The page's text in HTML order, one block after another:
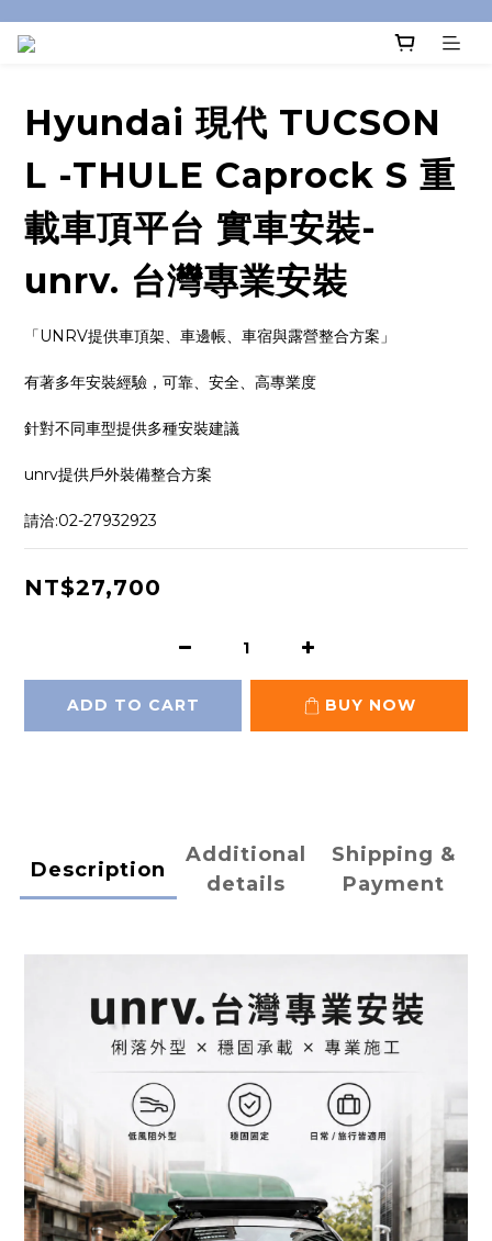
Hyundai 現代 TUCSON
L -THULE Caprock S 重
載車頂平台 實車安裝-
unrv. 台灣專業安裝
「UNRV提供車頂架、車邊帳、車宿與露營整合方案」
有著多年安裝經驗，可靠、安全、高專業度
針對不同車型提供多種安裝建議
unrv提供戶外裝備整合方案
請洽:02-27932923
NT$27,700
ADD TO CART BUY NOW
Description
Additional
details
Shipping &
Payment